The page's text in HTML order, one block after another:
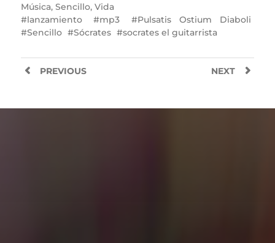
Música, Sencillo, Vida
lanzamiento
mp3
Pulsatis Ostium Diaboli
Sencillo
Sócrates socrates el guitarrista
NEXT
PREVIOUS